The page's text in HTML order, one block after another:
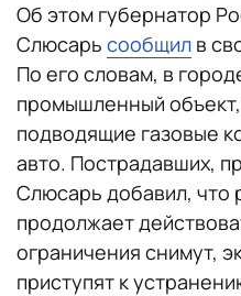
Об этом губернатор
Слюсарь сообщил в
По его словам, в
промышленный
подводящие газовые
авто. Пострадавших,
Слюсарь добавил,
продолжает
ограничения снимут,
приступят к